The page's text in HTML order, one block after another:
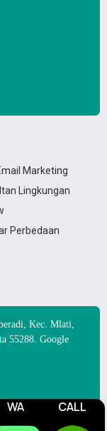
WA CALL
Marketing
Lingkungan
Perbedaan
Kec. Mlati,
55288. Google